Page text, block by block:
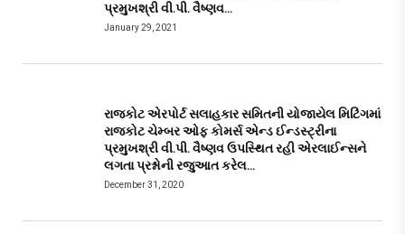
પ્રમુખશ્રી વી.પી. વૈષ્ણવ…
January 29, 2021
રાજકોટ એરપોર્ટ સલાહકાર સમિતની યોજાયેલ મિટિંગમાં
રાજકોટ ચેમ્બર ઓફ કોમર્સ એન્ડ ઈન્ડસ્ટ્રીના
પ્રમુખશ્રી વી.પી. વૈષ્ણવ ઉપસ્થિત રહી એરલાઈન્સને
લગતા પ્રશ્નોની રજુઆત કરેલ…
December 31, 2020